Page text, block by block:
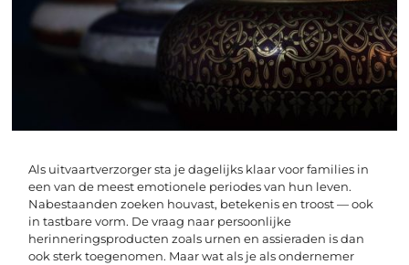
Als uitvaartverzorger sta je dagelijks klaar voor families in
een van de meest emotionele periodes van hun leven.
Nabestaanden zoeken houvast, betekenis en troost — ook
in tastbare vorm. De vraag naar persoonlijke
herinneringsproducten zoals urnen en assieraden is dan
ook sterk toegenomen. Maar wat als je als ondernemer